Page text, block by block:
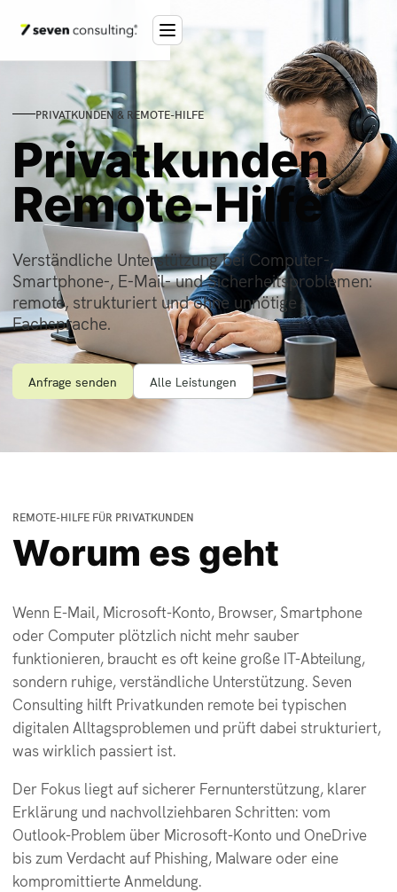
PRIVATKUNDEN & REMOTE-HILFE
Privatkunden
Remote-Hilfe
Verständliche Unterstützung bei Computer-,
Smartphone-, E-Mail- und Sicherheitsproblemen:
remote, strukturiert und ohne unnötige
Fachsprache.
Anfrage senden Alle Leistungen
REMOTE-HILFE FÜR PRIVATKUNDEN
Worum es geht
Wenn E-Mail, Microsoft-Konto, Browser, Smartphone
oder Computer plötzlich nicht mehr sauber
funktionieren, braucht es oft keine große IT-Abteilung,
sondern ruhige, verständliche Unterstützung. Seven
Consulting hilft Privatkunden remote bei typischen
digitalen Alltagsproblemen und prüft dabei strukturiert,
was wirklich passiert ist.
Der Fokus liegt auf sicherer Fernunterstützung, klarer
Erklärung und nachvollziehbaren Schritten: vom
Outlook-Problem über Microsoft-Konto und OneDrive
bis zum Verdacht auf Phishing, Malware oder eine
kompromittierte Anmeldung.